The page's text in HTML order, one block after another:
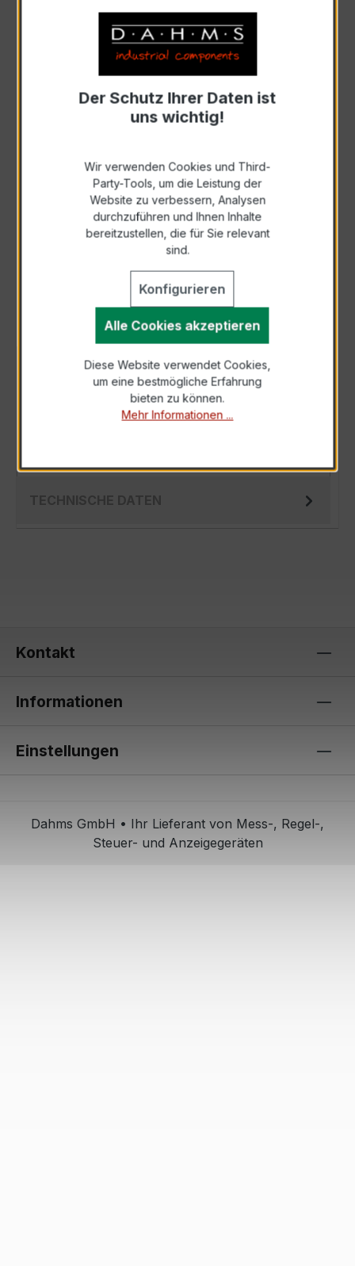
Anfrage schriftlich
Zur Sammelanfrage hinzufügen
Anfrage telefonisch
Als PDF exportieren
BESCHREIBUNG
Der EWSK 31.5 50/5A 10VA Kl.0,5s ist ein
kompakter, hochpräziser Niederspannungs-
TECHNISCHE DATEN
Kontakt
Informationen
Einstellungen
Dahms GmbH • Ihr Lieferant von Mess-, Regel-,
Steuer- und Anzeigegeräten
Der Schutz Ihrer Daten ist
uns wichtig!
Wir verwenden Cookies und Third-
Party-Tools, um die Leistung der
Website zu verbessern, Analysen
durchzuführen und Ihnen Inhalte
bereitzustellen, die für Sie relevant
sind.
Konfigurieren
Alle Cookies akzeptieren
Diese Website verwendet Cookies,
um eine bestmögliche Erfahrung
bieten zu können.
Mehr Informationen ...